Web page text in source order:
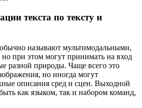
текста по тексту и
называют мультимодальными,
но при этом могут принимать на вход
разной природы. Чаще всего это
но иногда могут
описания сред и сцен. Выходной
как языком, так и набором команд,